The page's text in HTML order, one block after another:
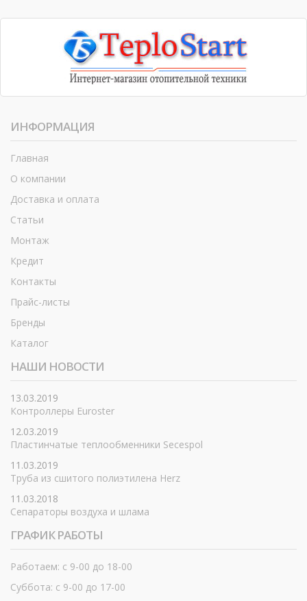
ИНФОРМАЦИЯ
Главная
О компании
Доставка и оплата
Статьи
Монтаж
Кредит
Контакты
Прайс-листы
Бренды
Каталог
НАШИ НОВОСТИ
13.03.2019
Контроллеры Euroster
12.03.2019
Пластинчатые теплообменники Secespol
11.03.2019
Труба из сшитого полиэтилена Herz
11.03.2018
Сепараторы воздуха и шлама
ГРАФИК РАБОТЫ
Работаем: с 9-00 до 18-00
Суббота: с 9-00 до 17-00